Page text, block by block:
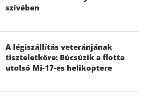
szívében
A légiszállítás veteránjának
tiszteletköre: Búcsúzik a flotta
utolsó Mi-17-es helikoptere